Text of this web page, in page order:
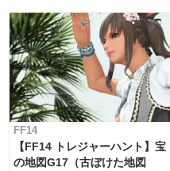
FF14
【FF14 トレジャーハント】宝
の地図G17（古ぼけた地図